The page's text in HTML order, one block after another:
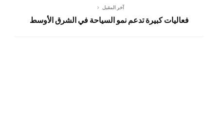
آخر المقبل
فعاليات كبيرة تدعم نمو السياحة في الشرق الأوسط